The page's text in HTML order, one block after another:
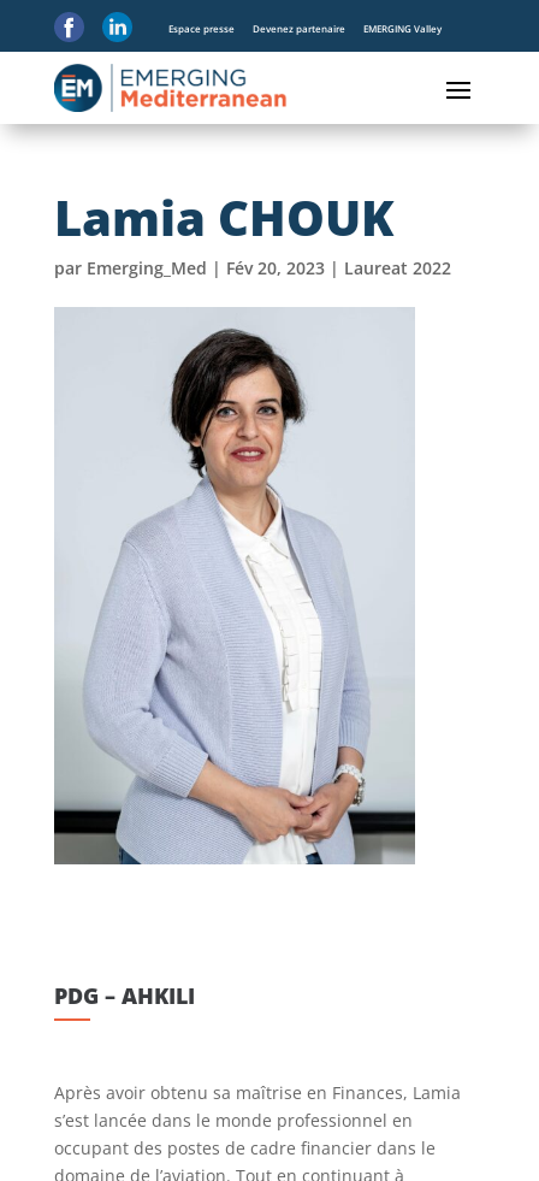
Espace presse Devenez partenaire EMERGING Valley
Lamia CHOUK
par Emerging_Med | Fév 20, 2023| Laureat 2022
PDG – AHKILI
Après avoir obtenu sa maîtrise en Finances, Lamia
s’est lancée dans le monde professionnel en
occupant des postes de cadre financier dans le
domaine de l’aviation. Tout en continuant à